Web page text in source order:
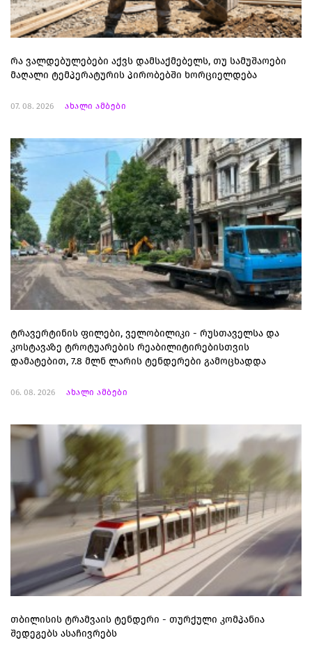
რა ვალდებულებები აქვს დამსაქმებელს, თუ სამუშაოები
მაღალი ტემპერატურის პირობებში ხორციელდება
07. 08. 2026 ახალი ამბები
ტრავერტინის ფილები, ველობილიკი - რუსთაველსა და
კოსტავაზე ტროტუარების რეაბილიტირებისთვის
დამატებით, 7.8 მლნ ლარის ტენდერები გამოცხადდა
06. 08. 2026 ახალი ამბები
თბილისის ტრამვაის ტენდერი - თურქული კომპანია
შედეგებს ასაჩივრებს